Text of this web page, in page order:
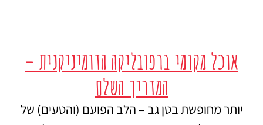
אוכל מקומי ברפובליקה הדומיניקנית –
המדריך השלם
יותר מחופשת בטן גב – הלב הפועם (והטעים) של